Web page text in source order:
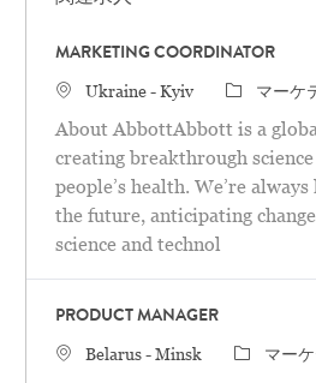
MARKETING COORDINATOR
場所Ukraine - Kyiv カテゴリ
マーケ
About AbbottAbbott is a
creating breakthrough
people’s health. We’re
the future, anticipating
science and technol
PRODUCT MANAGER
場所Belarus - Minsk カテゴリ
マー